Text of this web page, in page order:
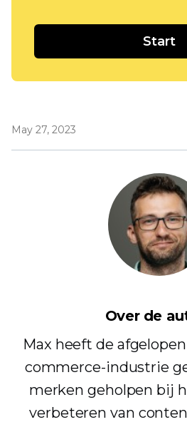
Start
May 27, 2023
Over de
Max heeft de
commerce-industrie
merken geholpen bij
verbeteren van